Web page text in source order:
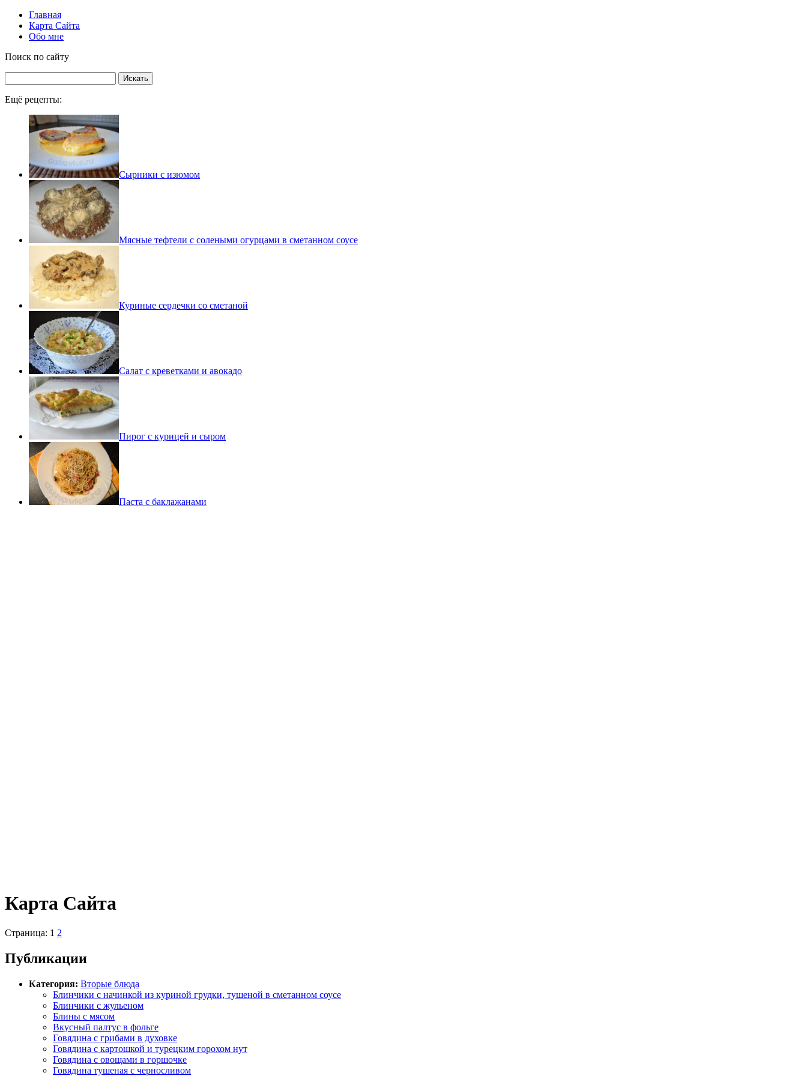
Главная
Карта Сайта
Обо мне
Поиск по сайту
Ещё рецепты:
Сырники с изюмом
Мясные тефтели с солеными огурцами в сметанном соусе
Куриные сердечки со сметаной
Салат с креветками и авокадо
Пирог с курицей и сыром
Паста с баклажанами
Карта Сайта
Страница: 1 2
Публикации
Категория: Вторые блюда
Блинчики с начинкой из куриной грудки, тушеной в сметанном соусе
Блинчики с жульеном
Блины с мясом
Вкусный палтус в фольге
Говядина с грибами в духовке
Говядина с картошкой и турецким горохом нут
Говядина с овощами в горшочке
Говядина тушеная с черносливом